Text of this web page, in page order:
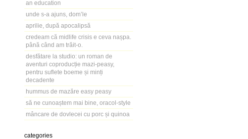
an education
unde s-a ajuns, dom’le
aprilie, după apocalipsă
credeam că midlife crisis e ceva nașpa.
până când am trăit-o.
desfătare la studio: un roman de
aventuri coproducție mazi-peasy,
pentru suflete boeme și minți
decadente
hummus de mazăre easy peasy
să ne cunoaștem mai bine, oracol-style
mâncare de dovlecei cu porc și quinoa
categories